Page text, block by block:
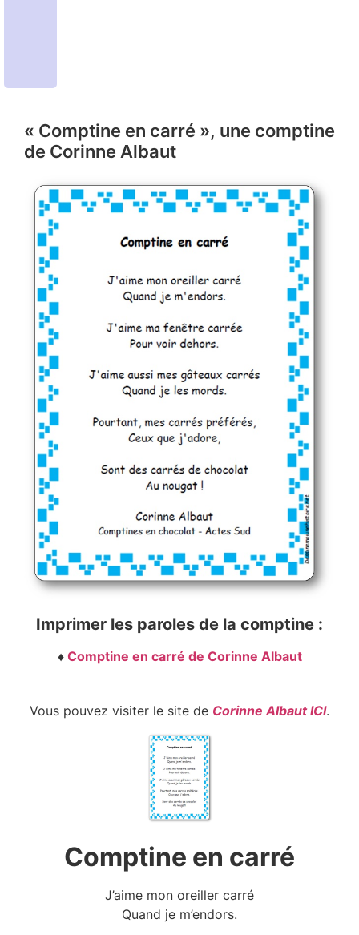
« Comptine en carré », une comptine
de Corinne Albaut
Imprimer les paroles de la comptine :
♦ Comptine en carré de Corinne Albaut
Vous pouvez visiter le site de Corinne Albaut ICI.
Comptine en carré
J’aime mon oreiller carré
Quand je m’endors.